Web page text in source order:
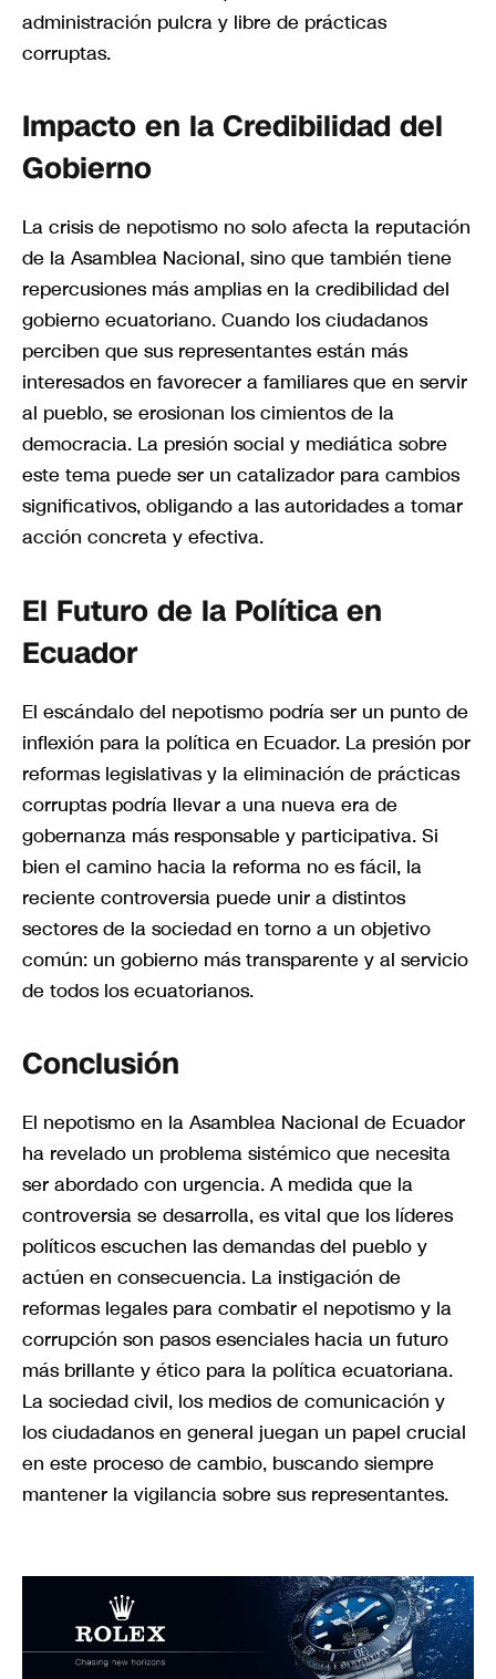
administración pulcra y libre de prácticas
corruptas.
Impacto en la Credibilidad del
Gobierno
La crisis de nepotismo no solo afecta la reputación
de la Asamblea Nacional, sino que también tiene
repercusiones más amplias en la credibilidad del
gobierno ecuatoriano. Cuando los ciudadanos
perciben que sus representantes están más
interesados en favorecer a familiares que en servir
al pueblo, se erosionan los cimientos de la
democracia. La presión social y mediática sobre
este tema puede ser un catalizador para cambios
significativos, obligando a las autoridades a tomar
acción concreta y efectiva.
El Futuro de la Política en
Ecuador
El escándalo del nepotismo podría ser un punto de
inflexión para la política en Ecuador. La presión por
reformas legislativas y la eliminación de prácticas
corruptas podría llevar a una nueva era de
gobernanza más responsable y participativa. Si
bien el camino hacia la reforma no es fácil, la
reciente controversia puede unir a distintos
sectores de la sociedad en torno a un objetivo
común: un gobierno más transparente y al servicio
de todos los ecuatorianos.
Conclusión
El nepotismo en la Asamblea Nacional de Ecuador
ha revelado un problema sistémico que necesita
ser abordado con urgencia. A medida que la
controversia se desarrolla, es vital que los líderes
políticos escuchen las demandas del pueblo y
actúen en consecuencia. La instigación de
reformas legales para combatir el nepotismo y la
corrupción son pasos esenciales hacia un futuro
más brillante y ético para la política ecuatoriana.
La sociedad civil, los medios de comunicación y
los ciudadanos en general juegan un papel crucial
en este proceso de cambio, buscando siempre
mantener la vigilancia sobre sus representantes.